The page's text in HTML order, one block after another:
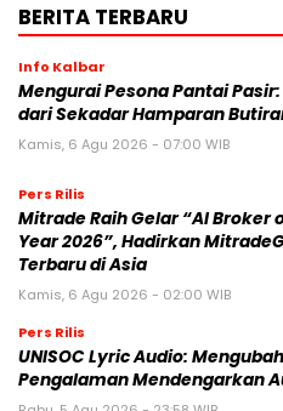
BERITA TERBARU
Info Kalbar
Mengurai Pesona Pantai
dari Sekadar Hamparan
Kamis, 6 Agu 2026 - 07:00 WIB
Pers Rilis
Mitrade Raih Gelar “AI Broker
Year 2026”, Hadirkan
Terbaru di Asia
Kamis, 6 Agu 2026 - 02:00 WIB
Pers Rilis
UNISOC Lyric Audio: Mengubah
Pengalaman Mendengarkan